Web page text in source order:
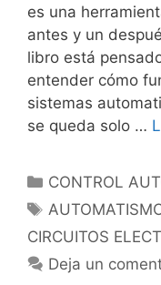
es una
antes y un
libro está
entender cómo
sistemas
se queda solo …
C
a
e
g
CONTROL
E
t
q
CIRCUITOS
Deja un